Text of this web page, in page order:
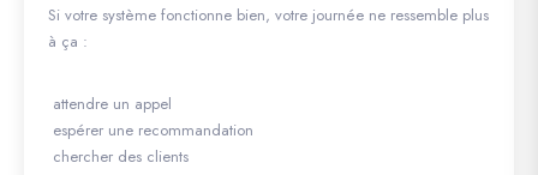
Si votre système fonctionne bien, votre journée ne ressemble plus
à ça :
attendre un appel
espérer une recommandation
chercher des clients